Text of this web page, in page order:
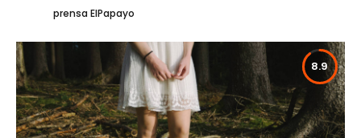
prensa ElPapayo
8.9